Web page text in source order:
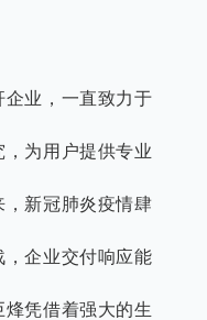
企业，一直致力于
为用户提供专业
，新冠肺炎疫情肆
，企业交付响应能
凭借着强大的生